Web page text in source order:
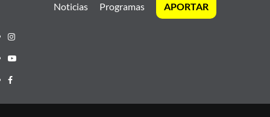
Noticias Programas APORTAR
Instagram
Youtube
Facebook